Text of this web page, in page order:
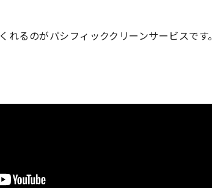
るのがパシフィッククリーンサービスです。